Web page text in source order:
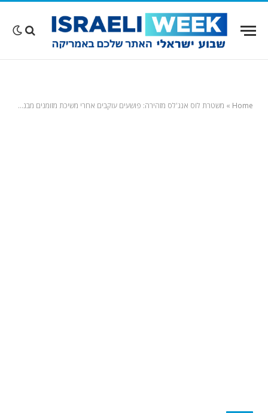
Home
» משטרת לוס אנג'לס מזהירה: פושעים עוקבים אחרי משיכת מזומנים מבנק – ופורצים לאחר מכן לרכב